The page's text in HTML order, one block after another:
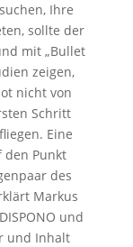
Ihre
sollte der
mit „Bullet
zeigen,
nicht von
Schritt
Eine
den Punkt
des
Markus
und
und Inhalt